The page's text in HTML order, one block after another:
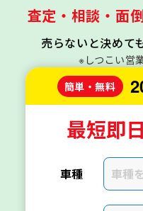
査定・相談・面
売らないと決めて
※しつこい営
簡単・無料
最短即
車種 車種